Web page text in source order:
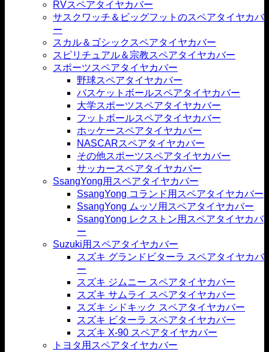
RVスペアタイヤカバー
サスクワッチ＆ビッグフットのスペアタイヤカバ
ー
スカル＆ゴシックスペアタイヤカバー
スピリチュアル＆宗教スペアタイヤカバー
スポーツスペアタイヤカバー
野球スペアタイヤカバー
バスケットボールスペアタイヤカバー
大学スポーツスペアタイヤカバー
フットボールスペアタイヤカバー
ホッケースペアタイヤカバー
NASCARスペアタイヤカバー
その他スポーツスペアタイヤカバー
サッカースペアタイヤカバー
SsangYong用スペアタイヤカバー
SsangYong コランド用スペアタイヤカバー
SsangYong ムッソ用スペアタイヤカバー
SsangYong レクストン用スペアタイヤカバ
ー
Suzuki用スペアタイヤカバー
スズキ グランドビターラ スペアタイヤカバ
ー
スズキ ジムニー スペアタイヤカバー
スズキ サムライ スペアタイヤカバー
スズキ シドキック スペアタイヤカバー
スズキ ビターラ スペアタイヤカバー
スズキ X-90 スペアタイヤカバー
トヨタ用スペアタイヤカバー